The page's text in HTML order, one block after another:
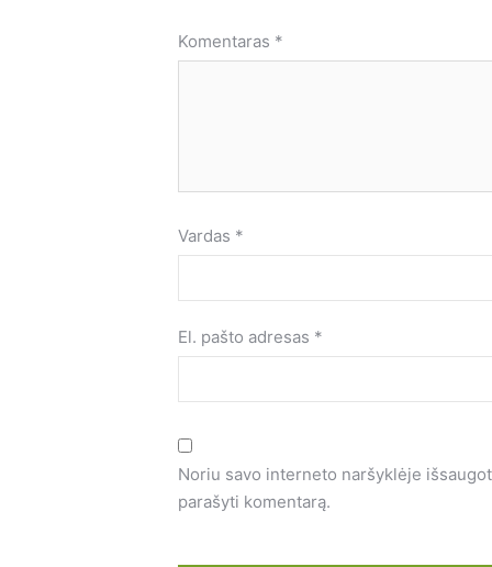
Komentaras *
Vardas *
El. pašto adresas *
Noriu savo interneto naršyklėje
parašyti komentarą.